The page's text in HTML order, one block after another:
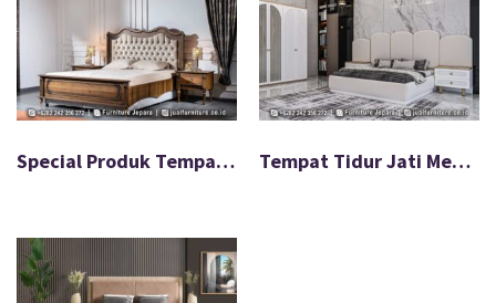
Special Produk Tempat Tidur Jati Ukir Unik Warna Natural FS-060 Tempat Tidur Jati Mewah Gaya Eropa Modern FS-011